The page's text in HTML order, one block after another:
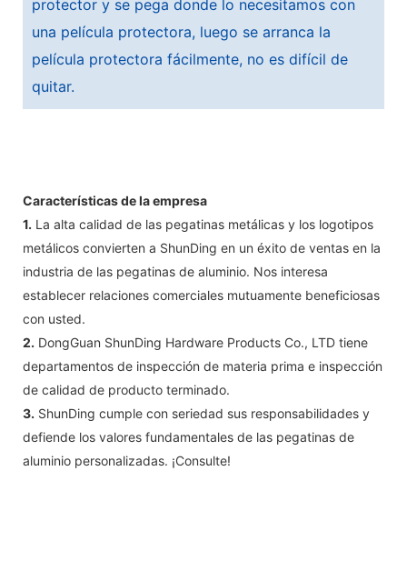
protector y se pega donde lo necesitamos con
una película protectora, luego se arranca la
película protectora fácilmente, no es difícil de
quitar.
Características de la empresa
1. La alta calidad de las pegatinas metálicas y los logotipos
metálicos convierten a ShunDing en un éxito de ventas en la
industria de las pegatinas de aluminio. Nos interesa
establecer relaciones comerciales mutuamente beneficiosas
con usted.
2. DongGuan ShunDing Hardware Products Co., LTD tiene
departamentos de inspección de materia prima e inspección
de calidad de producto terminado.
3. ShunDing cumple con seriedad sus responsabilidades y
defiende los valores fundamentales de las pegatinas de
aluminio personalizadas. ¡Consulte!